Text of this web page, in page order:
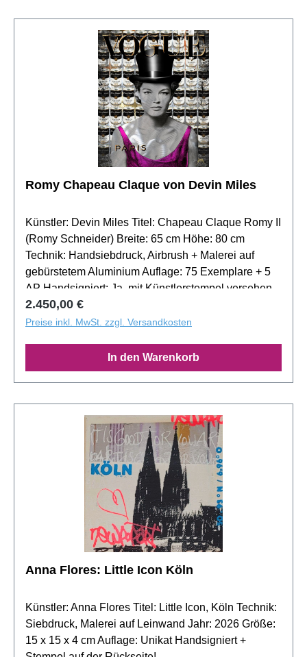
Romy Chapeau Claque von Devin Miles
Künstler: Devin Miles Titel: Chapeau Claque Romy II
(Romy Schneider) Breite: 65 cm Höhe: 80 cm
Technik: Handsiebdruck, Airbrush + Malerei auf
gebürstetem Aluminium Auflage: 75 Exemplare + 5
AP Handsigniert: Ja, mit Künstlerstempel versehen
Regulärer Preis:
2.450,00 €
Preise inkl. MwSt. zzgl. Versandkosten
In den Warenkorb
Anna Flores: Little Icon Köln
Künstler: Anna Flores Titel: Little Icon, Köln Technik:
Siebdruck, Malerei auf Leinwand Jahr: 2026 Größe:
15 x 15 x 4 cm Auflage: Unikat Handsigniert +